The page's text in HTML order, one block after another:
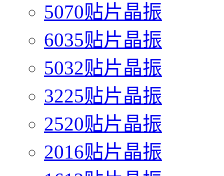
5070贴片晶振
6035贴片晶振
5032贴片晶振
3225贴片晶振
2520贴片晶振
2016贴片晶振